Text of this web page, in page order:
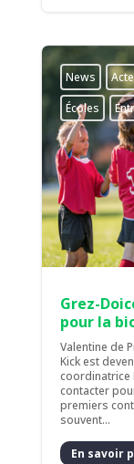
News
Écoles
Grez-
pour la
Valentine de
Kick est
coordinatrice
contacter
premiers
souvent...
En savoir